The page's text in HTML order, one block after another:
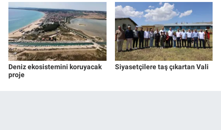
Deniz ekosistemini koruyacak
proje
Siyasetçilere taş çıkartan Vali